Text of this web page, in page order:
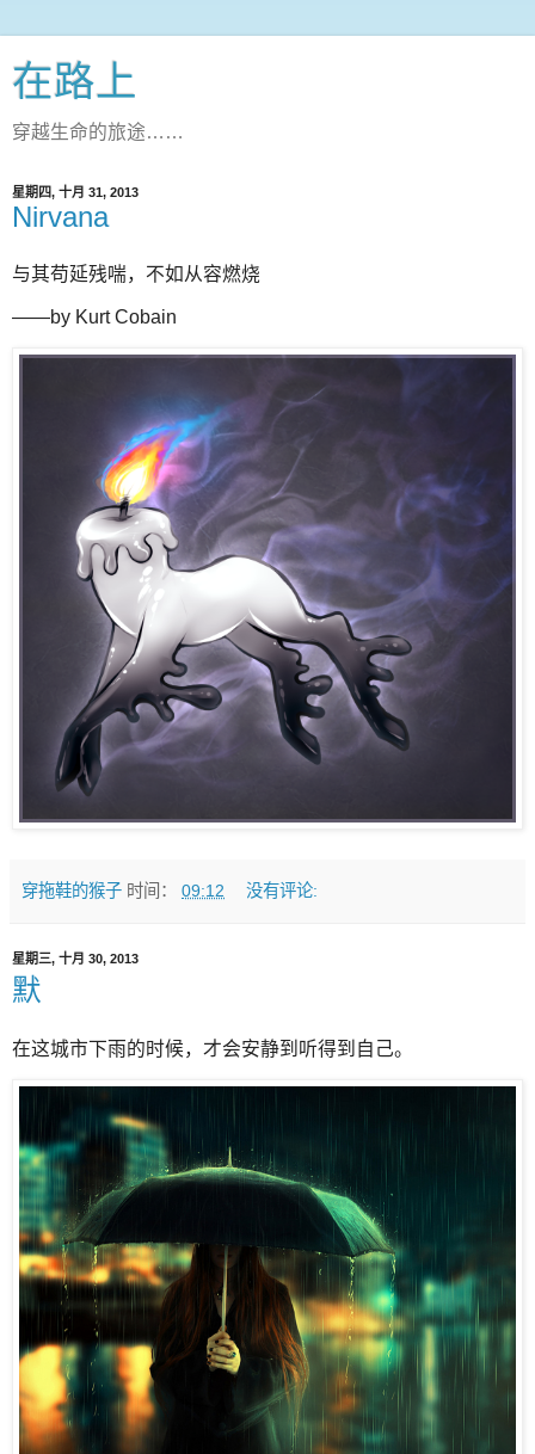
在路上
穿越生命的旅途……
星期四, 十月 31, 2013
Nirvana
与其苟延残喘，不如从容燃烧
——by Kurt Cobain
穿拖鞋的猴子 时间： 09:12 没有评论:
星期三, 十月 30, 2013
默
在这城市下雨的时候，才会安静到听得到自己。